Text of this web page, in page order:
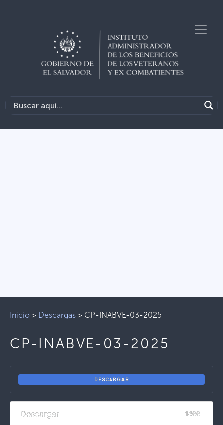
Inicio > Descargas > CP-INABVE-03-2025
CP-INABVE-03-2025
DESCARGAR
Descargar 1466